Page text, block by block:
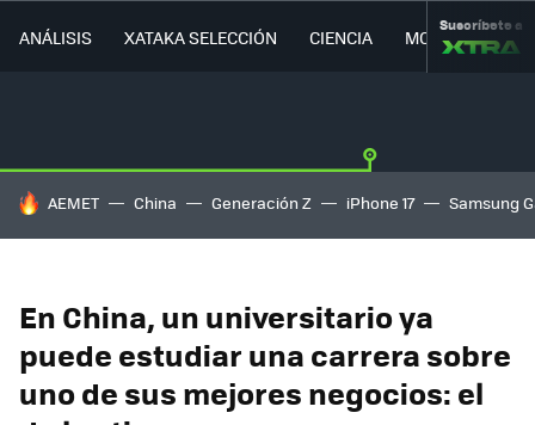
ANÁLISIS XATAKA SELECCIÓN CIENCIA MOVILIDAD
Suscríbete a
HOY SE HABLA DE
AEMET China Generación Z iPhone 17 Samsung
En China, un universitario ya
puede estudiar una carrera sobre
uno de sus mejores negocios: el